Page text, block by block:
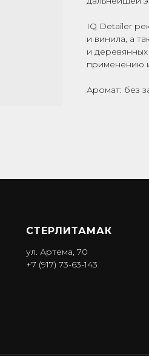
IQ Detailer
и винила, а
и
применению
Аромат: без
СТЕРЛИТАМАК
ул. Артема, 70
+7 (917) 73-63-143